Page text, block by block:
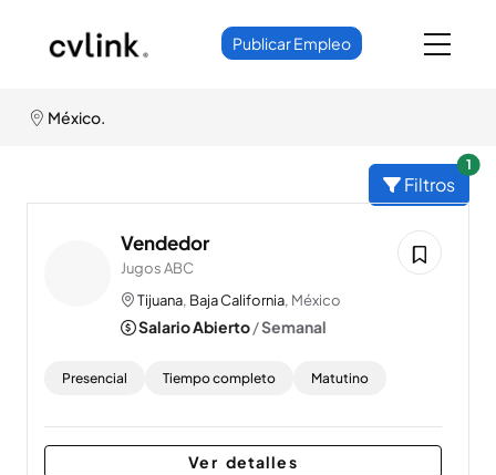
Publicar Empleo
México.
Filtros
1
Vendedor
Jugos ABC
Tijuana, Baja California, México
Salario Abierto/Semanal
Presencial Tiempo completo Matutino
Ver detalles